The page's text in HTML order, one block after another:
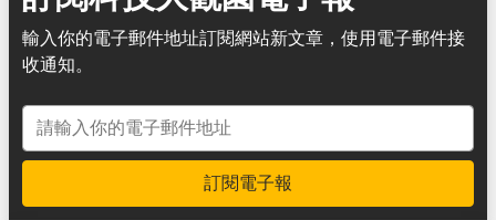
輸入你的電子郵件地址訂閱網站新文章，使用電子郵件接
收通知。
電子郵件地址
訂閱電子報